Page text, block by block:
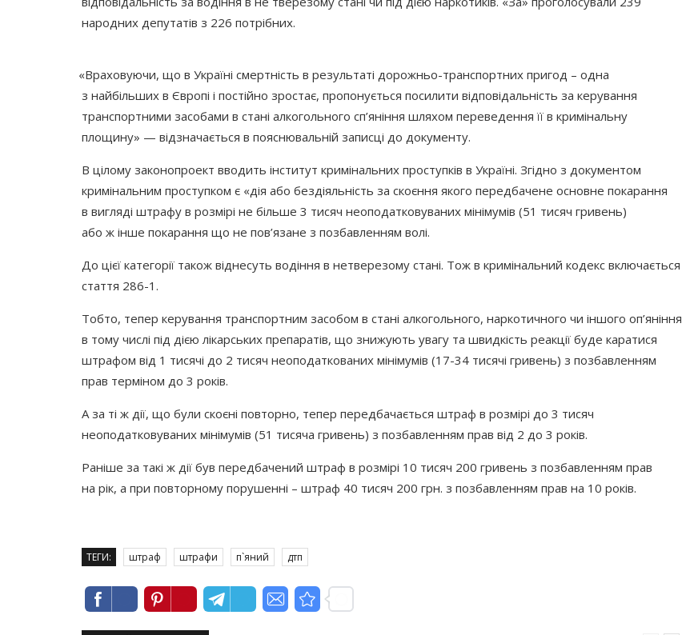
народних депутатів з 226 потрібних.
«Враховуючи, що в Україні смертність в результаті дорожньо-транспортних пригод – одна
з найбільших в Європі і постійно зростає, пропонується посилити відповідальність за керування
транспортними засобами в стані алкогольного сп’яніння шляхом переведення її в кримінальну
площину» — відзначається в пояснювальній записці до документу.
В цілому законопроект вводить інститут кримінальних проступків в Україні. Згідно з документом
кримінальним проступком є «дія або бездіяльність за скоєння якого передбачене основне покарання
в вигляді штрафу в розмірі не більше 3 тисяч неоподатковуваних мінімумів (51 тисяч гривень)
або ж інше покарання що не пов’язане з позбавленням волі.
До цієї категорії також віднесуть водіння в нетверезому стані. Тож в кримінальний кодекс включається
стаття 286-1.
Тобто, тепер керування транспортним засобом в стані алкогольного, наркотичного чи іншого оп’яніння
в тому числі під дією лікарських препаратів, що знижують увагу та швидкість реакції буде каратися
штрафом від 1 тисячі до 2 тисяч неоподаткованих мінімумів (17-34 тисячі гривень) з позбавленням
прав терміном до 3 років.
А за ті ж дії, що були скоєні повторно, тепер передбачається штраф в розмірі до 3 тисяч
неоподатковуваних мінімумів (51 тисяча гривень) з позбавленням прав від 2 до 3 років.
Раніше за такі ж дії був передбачений штраф в розмірі 10 тисяч 200 гривень з позбавленням прав
на рік, а при повторному порушенні – штраф 40 тисяч 200 грн. з позбавленням прав на 10 років.
ТЕГИ: штраф штрафи п`яний дтп